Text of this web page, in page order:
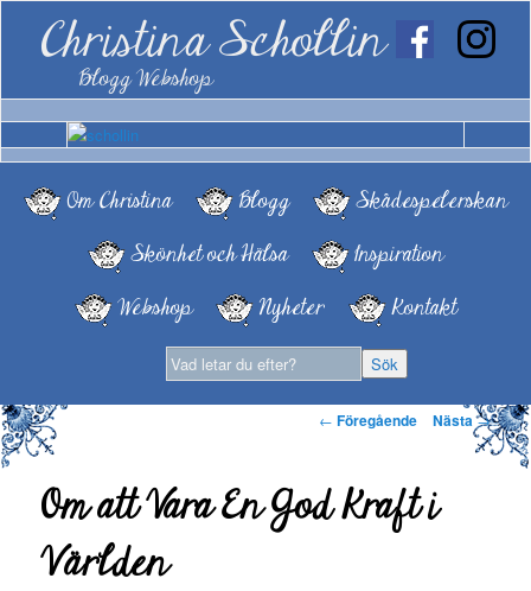
Christina Schollin
Blogg Webshop
Om Christina Blogg
Skådespelerskan
Skönhet och Hälsa
Inspiration
Webshop
Nyheter Kontakt
Inläggsnavigering
← Föregående Nästa→
Om att Vara En God Kraft i
Världen